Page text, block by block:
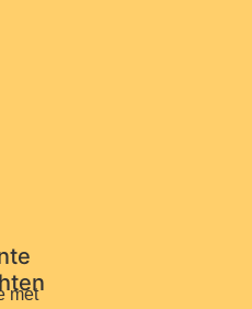
met